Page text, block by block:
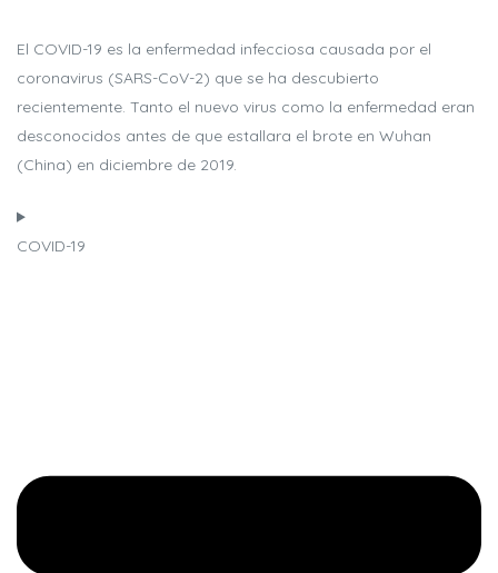
El COVID-19 es la enfermedad infecciosa causada por el
coronavirus (SARS-CoV-2) que se ha descubierto
recientemente. Tanto el nuevo virus como la enfermedad eran
desconocidos antes de que estallara el brote en Wuhan
(China) en diciembre de 2019.
COVID-19